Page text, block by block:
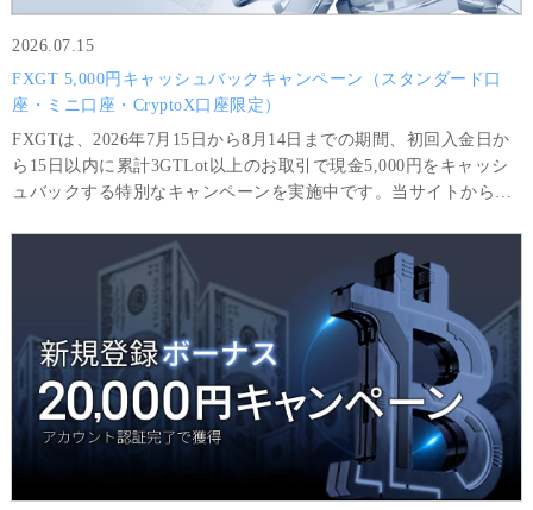
2026.07.15
FXGT 5,000円キャッシュバックキャンペーン（スタンダード口
座・ミニ口座・CryptoX口座限定）
FXGTは、2026年7月15日から8月14日までの期間、初回入金日か
ら15日以内に累計3GTLot以上のお取引で現金5,000円をキャッシ
ュバックする特別なキャンペーンを実施中です。当サイトから口